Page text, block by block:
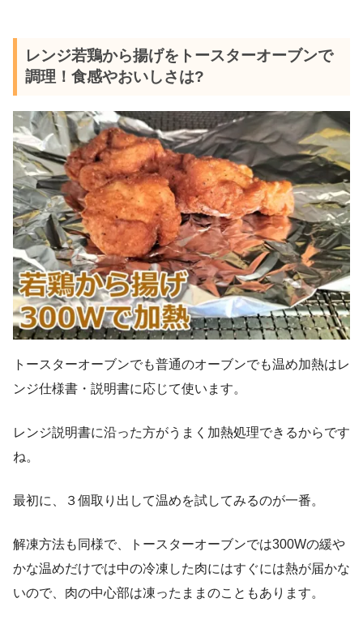
レンジ若鶏から揚げをトースターオーブンで
調理！食感やおいしさは?
トースターオーブンでも普通のオーブンでも温め加熱はレ
ンジ仕様書・説明書に応じて使います。
レンジ説明書に沿った方がうまく加熱処理できるからです
ね。
最初に、３個取り出して温めを試してみるのが一番。
解凍方法も同様で、トースターオーブンでは300Wの緩や
かな温めだけでは中の冷凍した肉にはすぐには熱が届かな
いので、肉の中心部は凍ったままのこともあります。